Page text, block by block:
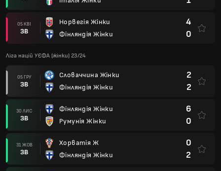
05 КВІ
ЗВ
Норвегія Жінки
Фінляндія Жінки
4
0
Ліга націй УЄФА (жінки) 23/24
05 ГРУ
ЗВ
Словаччина Жінки
Фінляндія Жінки
2
2
30 ЛИС
ЗВ
Фінляндія Жінки
Румунія Жінки
6
0
31 ЖОВ
ЗВ
Хорватія Ж
Фінляндія Жінки
0
2